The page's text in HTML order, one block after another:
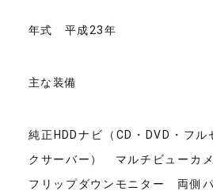
年式 平成23年
主な装備
純正HDDナビ（CD・DVD・フ
クサーバー） マルチビューカ
フリップダウンモニター 両側